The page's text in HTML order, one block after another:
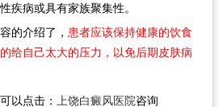
疾病或具有家族聚集性。
介绍了， 患者应该保持健康的饮食
给自己太大的压力，以免后期皮肤病
以点击： 上饶白癜风医院咨询